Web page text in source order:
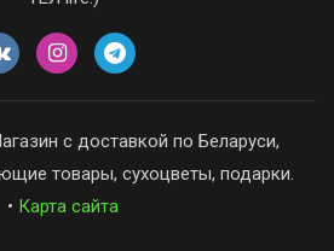
с доставкой по Беларуси,
товары, сухоцветы, подарки.
• Карта сайта